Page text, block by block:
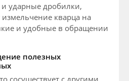
ударные дробилки,
измельчение кварца на
и удобные в обращении
полезных
сосуществует с другими